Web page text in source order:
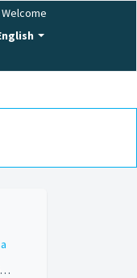
Welcome
RATKAISTU Huoneiden käyttöaste -näkymässä häiriö